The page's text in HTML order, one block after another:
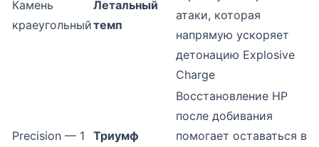
Камень
краеугольный
Летальный
темп
атаки, которая
напрямую ускоряет
детонацию Explosive
Charge
Precision — 1 Триумф
Восстановление HP
после добивания
помогает оставаться в